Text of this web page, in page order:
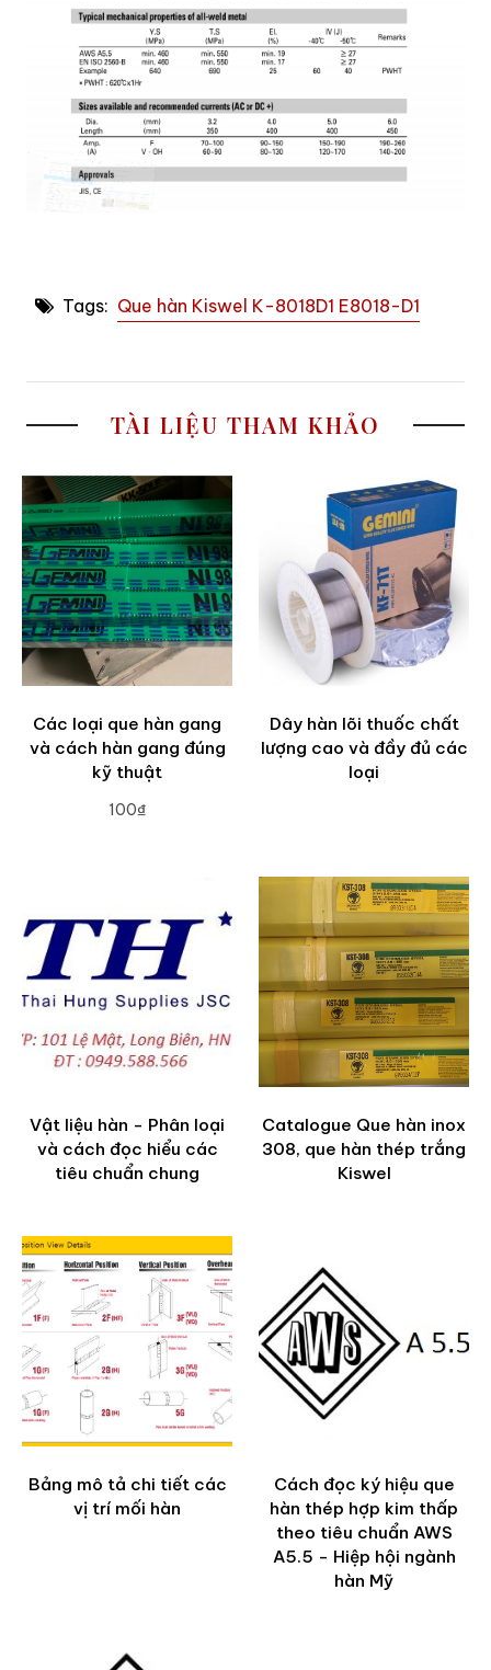
Tags: Que hàn Kiswel K-8018D1 E8018-D1
TÀI LIỆU THAM KHẢO
Các loại que hàn gang
và cách hàn gang đúng
kỹ thuật
100₫
Dây hàn lõi thuốc chất
lượng cao và đầy đủ các
loại
Vật liệu hàn - Phân loại
và cách đọc hiểu các
tiêu chuẩn chung
Catalogue Que hàn inox
308, que hàn thép trắng
Kiswel
Bảng mô tả chi tiết các
vị trí mối hàn
Cách đọc ký hiệu que
hàn thép hợp kim thấp
theo tiêu chuẩn AWS
A5.5 - Hiệp hội ngành
hàn Mỹ